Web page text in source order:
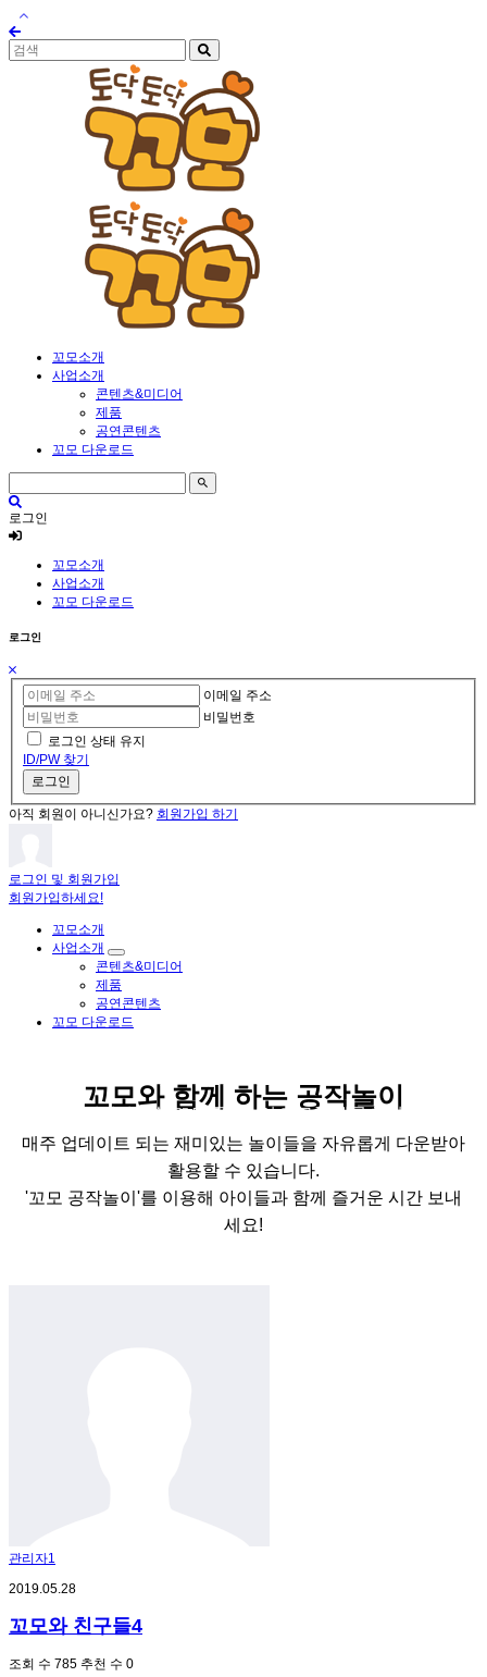
꼬모소개
사업소개
콘텐츠&미디어
제품
공연콘텐츠
꼬모 다운로드
로그인
꼬모소개
사업소개
꼬모 다운로드
로그인
이메일 주소
비밀번호
로그인 상태 유지
ID/PW 찾기
로그인
아직 회원이 아니신가요? 회원가입 하기
로그인 및 회원가입
회원가입하세요!
꼬모소개
사업소개
콘텐츠&미디어
제품
공연콘텐츠
꼬모 다운로드
창의력이 쑥쑥!꼬모 공작놀이 자료를 제공 합니다
꼬모와 함께 하는 공작놀이
매주 업데이트 되는 재미있는 놀이들을 자유롭게 다운받아
활용할 수 있습니다.
'꼬모 공작놀이'를 이용해 아이들과 함께 즐거운 시간 보내
세요!
관리자1
2019.05.28
꼬모와 친구들4
조회 수 785 추천 수 0